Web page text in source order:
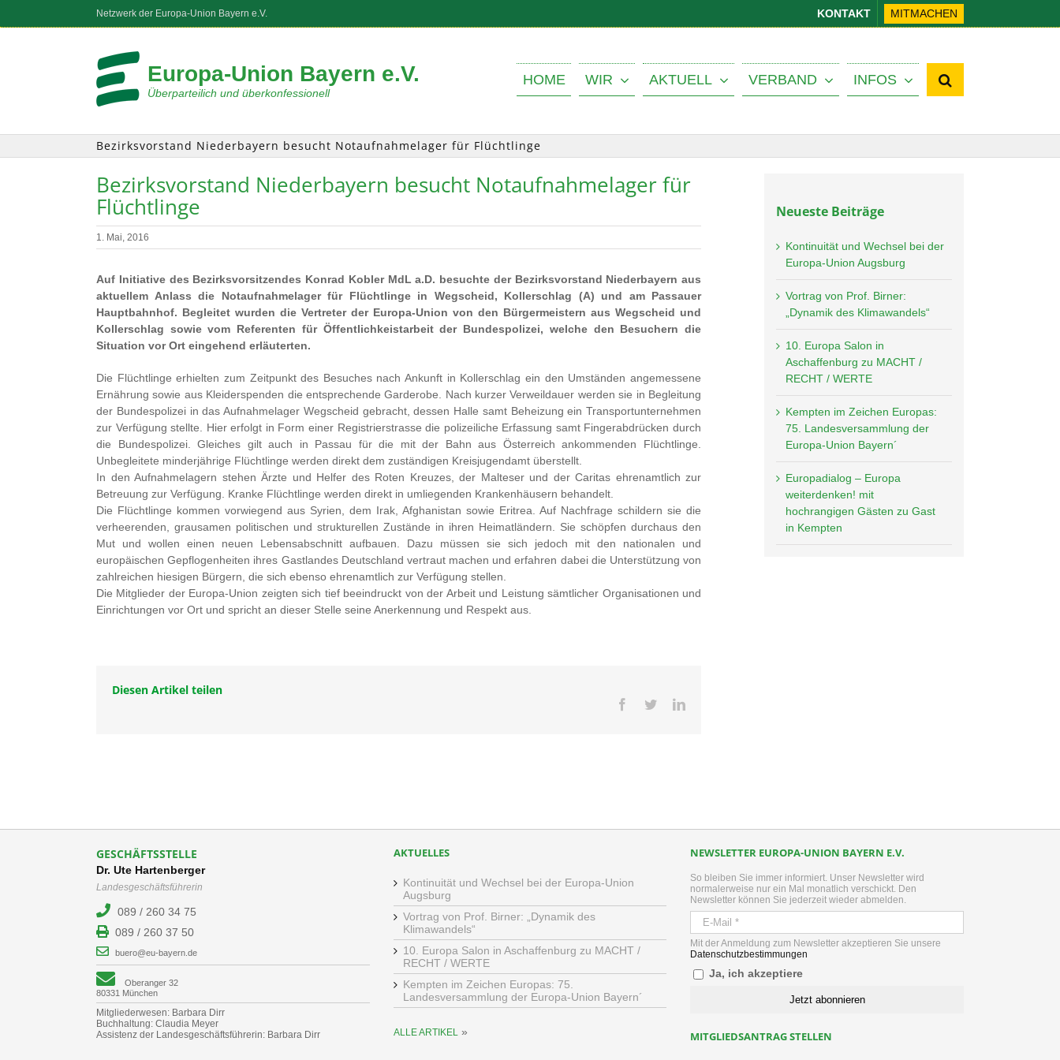
Netzwerk der Europa-Union Bayern e.V. KONTAKT MITMACHEN
Europa-Union Bayern e.V.
Überparteilich und überkonfessionell
HOME WIR AKTUELL VERBAND INFOS
Bezirksvorstand Niederbayern besucht Notaufnahmelager für Flüchtlinge
Bezirksvorstand Niederbayern besucht Notaufnahmelager für
Flüchtlinge
1. Mai, 2016
Auf Initiative des Bezirksvorsitzendes Konrad Kobler MdL a.D. besuchte der Bezirksvorstand Niederbayern aus
aktuellem Anlass die Notaufnahmelager für Flüchtlinge in Wegscheid, Kollerschlag (A) und am Passauer
Hauptbahnhof. Begleitet wurden die Vertreter der Europa-Union von den Bürgermeistern aus Wegscheid und
Kollerschlag sowie vom Referenten für Öffentlichkeistarbeit der Bundespolizei, welche den Besuchern die
Situation vor Ort eingehend erläuterten.
Die Flüchtlinge erhielten zum Zeitpunkt des Besuches nach Ankunft in Kollerschlag ein den Umständen angemessene
Ernährung sowie aus Kleiderspenden die entsprechende Garderobe. Nach kurzer Verweildauer werden sie in Begleitung
der Bundespolizei in das Aufnahmelager Wegscheid gebracht, dessen Halle samt Beheizung ein Transportunternehmen
zur Verfügung stellte. Hier erfolgt in Form einer Registrierstrasse die polizeiliche Erfassung samt Fingerabdrücken durch
die Bundespolizei. Gleiches gilt auch in Passau für die mit der Bahn aus Österreich ankommenden Flüchtlinge.
Unbegleitete minderjährige Flüchtlinge werden direkt dem zuständigen Kreisjugendamt überstellt.
In den Aufnahmelagern stehen Ärzte und Helfer des Roten Kreuzes, der Malteser und der Caritas ehrenamtlich zur
Betreuung zur Verfügung. Kranke Flüchtlinge werden direkt in umliegenden Krankenhäusern behandelt.
Die Flüchtlinge kommen vorwiegend aus Syrien, dem Irak, Afghanistan sowie Eritrea. Auf Nachfrage schildern sie die
verheerenden, grausamen politischen und strukturellen Zustände in ihren Heimatländern. Sie schöpfen durchaus den
Mut und wollen einen neuen Lebensabschnitt aufbauen. Dazu müssen sie sich jedoch mit den nationalen und
europäischen Gepflogenheiten ihres Gastlandes Deutschland vertraut machen und erfahren dabei die Unterstützung von
zahlreichen hiesigen Bürgern, die sich ebenso ehrenamtlich zur Verfügung stellen.
Die Mitglieder der Europa-Union zeigten sich tief beeindruckt von der Arbeit und Leistung sämtlicher Organisationen und
Einrichtungen vor Ort und spricht an dieser Stelle seine Anerkennung und Respekt aus.
Diesen Artikel teilen
Facebook
TwitterLinkedIn
Neueste Beiträge
Kontinuität und Wechsel bei der
Europa-Union Augsburg
Vortrag von Prof. Birner:
„Dynamik des Klimawandels“
10. Europa Salon in
Aschaffenburg zu MACHT /
RECHT / WERTE
Kempten im Zeichen Europas:
75. Landesversammlung der
Europa-Union Bayern´
Europadialog – Europa
weiterdenken! mit
hochrangigen Gästen zu Gast
in Kempten
GESCHÄFTSSTELLE
Dr. Ute Hartenberger
Landesgeschäftsführerin
089 / 260 34 75
089 / 260 37 50
buero@eu-bayern.de
Oberanger 32
80331 München
Mitgliederwesen: Barbara Dirr
Buchhaltung: Claudia Meyer
Assistenz der Landesgeschäftsführerin: Barbara Dirr
AKTUELLES
Kontinuität und Wechsel bei der Europa-Union
Augsburg
Vortrag von Prof. Birner: „Dynamik des
Klimawandels“
10. Europa Salon in Aschaffenburg zu MACHT /
RECHT / WERTE
Kempten im Zeichen Europas: 75.
Landesversammlung der Europa-Union Bayern´
ALLE ARTIKEL »
NEWSLETTER EUROPA-UNION BAYERN E.V.
So bleiben Sie immer informiert. Unser Newsletter wird
normalerweise nur ein Mal monatlich verschickt. Den
Newsletter können Sie jederzeit wieder abmelden.
Mit der Anmeldung zum Newsletter akzeptieren Sie unsere
Datenschutzbestimmungen
Ja, ich akzeptiere
MITGLIEDSANTRAG STELLEN